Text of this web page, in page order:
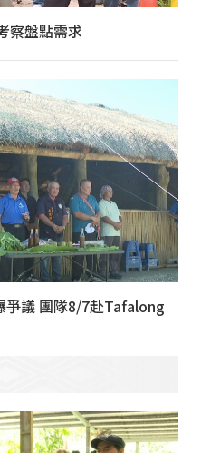
察盤點需求
爭議 團隊8/7赴Tafalong